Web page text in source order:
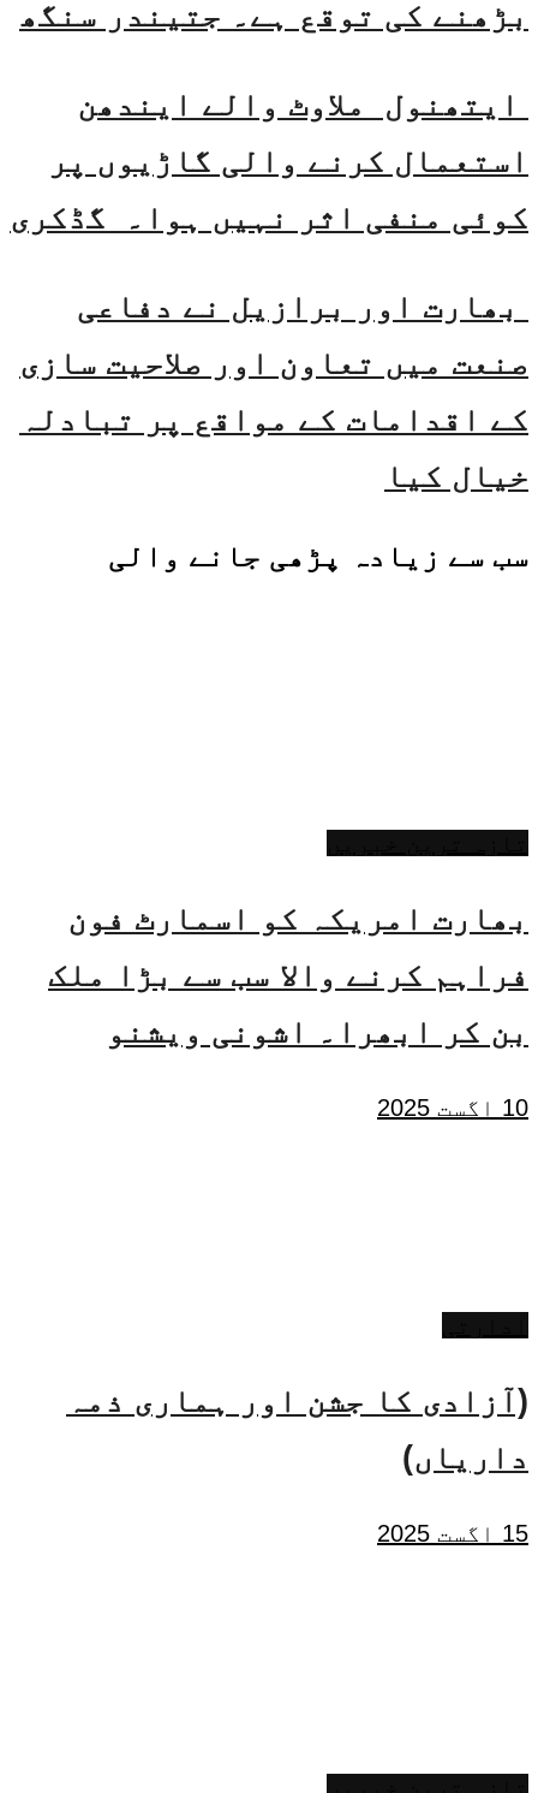
بڑھنے کی توقع ہے۔ جتیندر سنگھ
ایتھنول ملاوٹ والے ایندھن
استعمال کرنے والی گاڑیوں پر
کوئی منفی اثر نہیں ہوا۔ گڈکری
بھارت اور برازیل نے دفاعی
صنعت میں تعاون اور صلاحیت سازی
کے اقدامات کے مواقع پر تبادلہ
خیال کیا
سب سے زیادہ پڑھی جانے والی
بھارت امریکہ کو اسمارٹ فون
فراہم کرنے والا سب سے بڑا ملک
بن کر ابھرا۔ اشونی ویشنو
10 اگست 2025
(آزادی کا جشن اور ہماری ذمہ
داریاں)
15 اگست 2025